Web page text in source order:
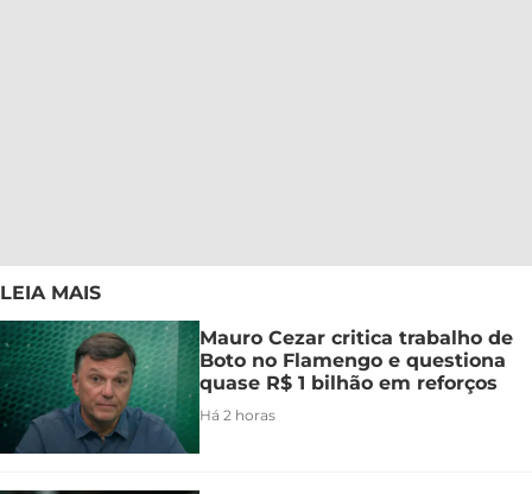
LEIA MAIS
Mauro Cezar critica trabalho de
Boto no Flamengo e questiona
quase R$ 1 bilhão em reforços
Há 2 horas